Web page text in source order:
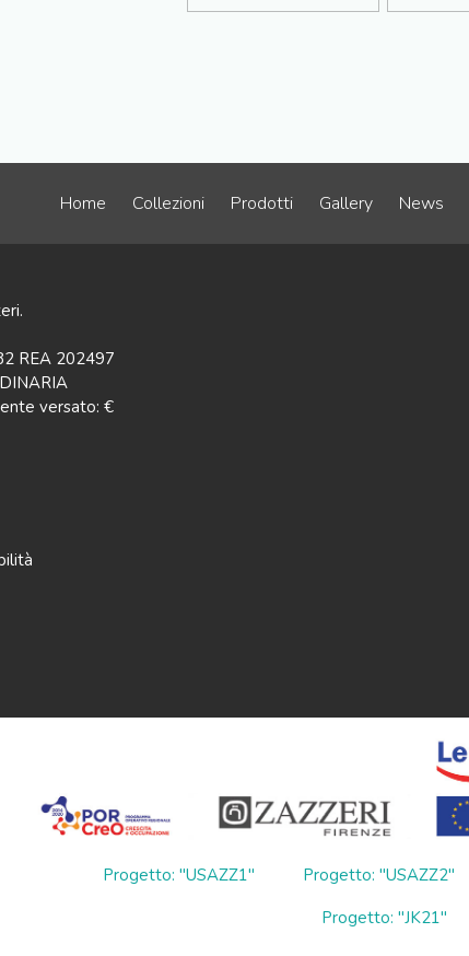
Home Collezioni Prodotti Gallery News
REA 202497
versato: €
Progetto: "USAZZ1" Progetto: "USAZZ2"
Progetto: "JK21"